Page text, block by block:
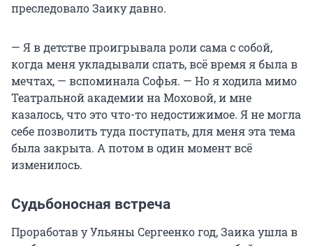
преследовало Заику давно.
— Я в детстве проигрывала роли сама с собой,
когда меня укладывали спать, всё время я была в
мечтах, — вспоминала Софья. — Но я ходила мимо
Театральной академии на Моховой, и мне
казалось, что это что-то недостижимое. Я не могла
себе позволить туда поступать, для меня эта тема
была закрыта. А потом в один момент всё
изменилось.
Судьбоносная встреча
Проработав у Ульяны Сергеенко год, Заика ушла в